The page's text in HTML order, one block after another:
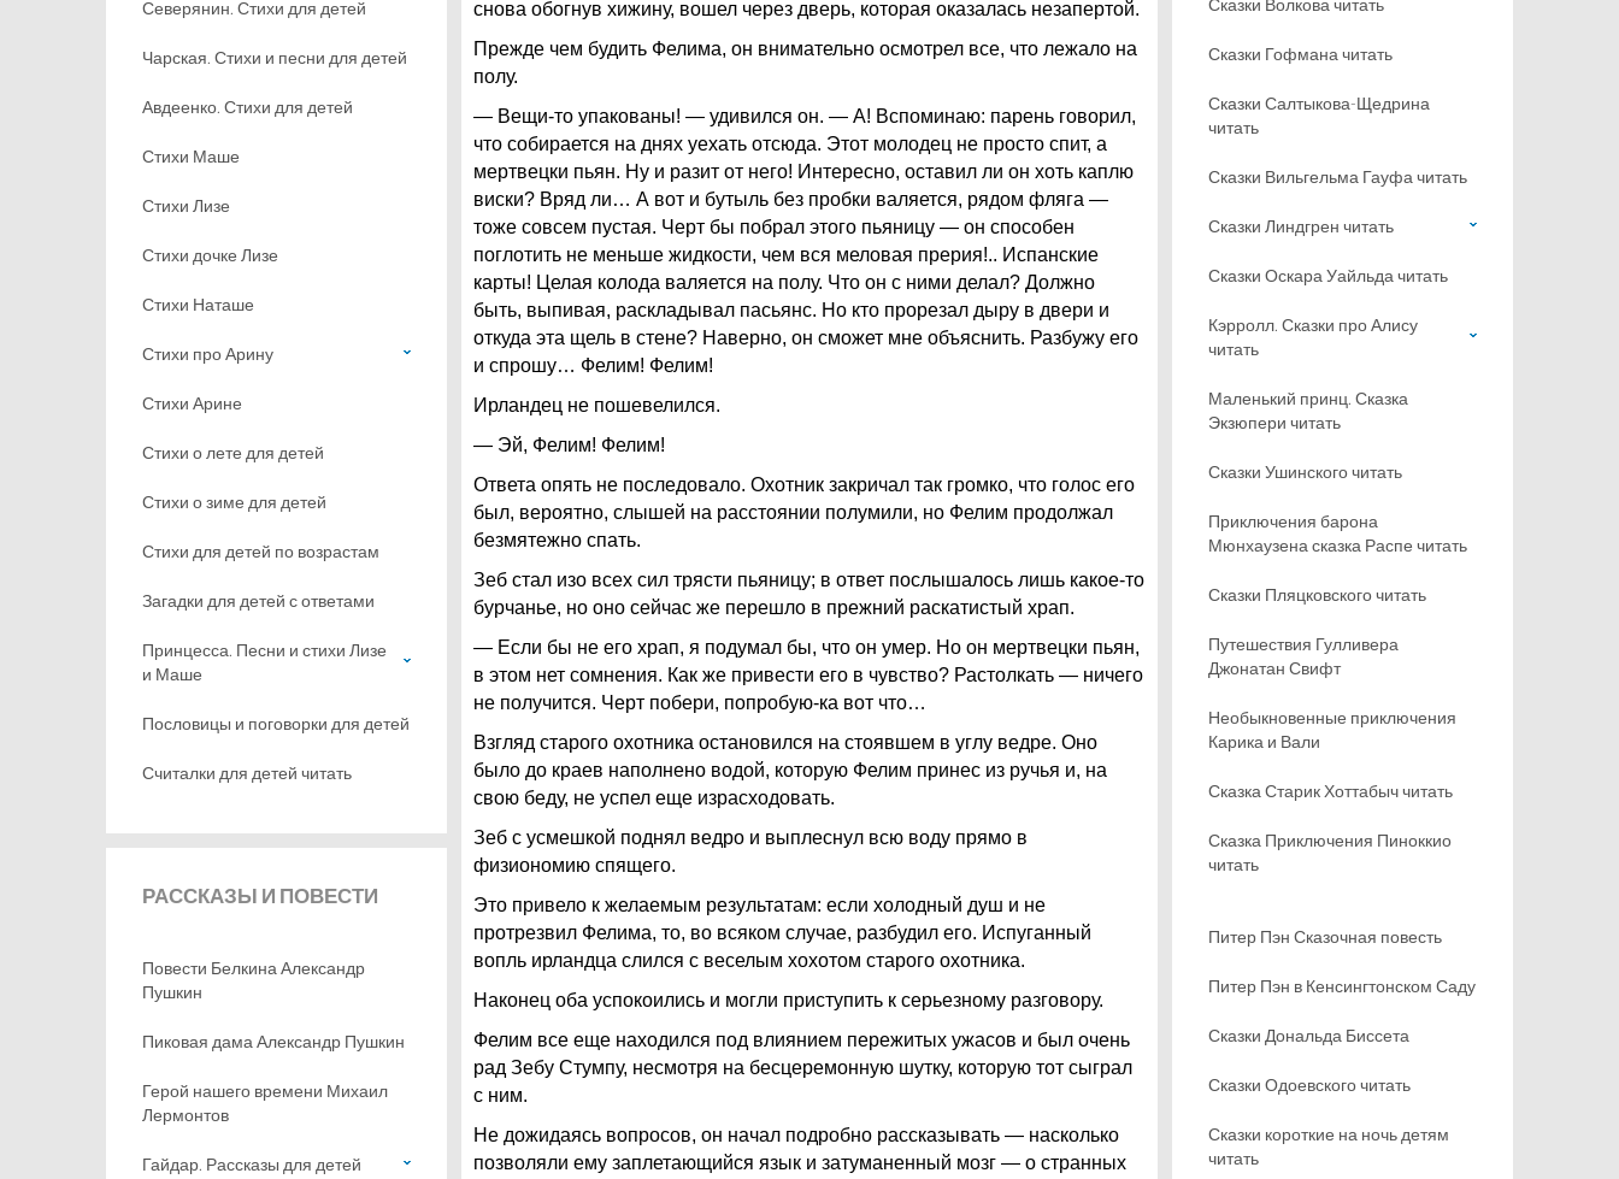
снова обогнув хижину, вошел через дверь, которая оказалась незапертой.
Прежде чем будить Фелима, он внимательно осмотрел все, что лежало на
полу.
— Вещи-то упакованы! — удивился он. — А! Вспоминаю: парень говорил,
что собирается на днях уехать отсюда. Этот молодец не просто спит, а
мертвецки пьян. Ну и разит от него! Интересно, оставил ли он хоть каплю
виски? Вряд ли… А вот и бутыль без пробки валяется, рядом фляга —
тоже совсем пустая. Черт бы побрал этого пьяницу — он способен
поглотить не меньше жидкости, чем вся меловая прерия!.. Испанские
карты! Целая колода валяется на полу. Что он с ними делал? Должно
быть, выпивая, раскладывал пасьянс. Но кто прорезал дыру в двери и
откуда эта щель в стене? Наверно, он сможет мне объяснить. Разбужу его
и спрошу… Фелим! Фелим!
Ирландец не пошевелился.
— Эй, Фелим! Фелим!
Ответа опять не последовало. Охотник закричал так громко, что голос его
был, вероятно, слышей на расстоянии полумили, но Фелим продолжал
безмятежно спать.
Зеб стал изо всех сил трясти пьяницу; в ответ послышалось лишь какое-то
бурчанье, но оно сейчас же перешло в прежний раскатистый храп.
— Если бы не его храп, я подумал бы, что он умер. Но он мертвецки пьян,
в этом нет сомнения. Как же привести его в чувство? Растолкать — ничего
не получится. Черт побери, попробую-ка вот что…
Взгляд старого охотника остановился на стоявшем в углу ведре. Оно
было до краев наполнено водой, которую Фелим принес из ручья и, на
свою беду, не успел еще израсходовать.
Зеб с усмешкой поднял ведро и выплеснул всю воду прямо в
физиономию спящего.
Это привело к желаемым результатам: если холодный душ и не
протрезвил Фелима, то, во всяком случае, разбудил его. Испуганный
вопль ирландца слился с веселым хохотом старого охотника.
Наконец оба успокоились и могли приступить к серьезному разговору.
Фелим все еще находился под влиянием пережитых ужасов и был очень
рад Зебу Стумпу, несмотря на бесцеремонную шутку, которую тот сыграл
с ним.
Не дожидаясь вопросов, он начал подробно рассказывать — насколько
позволяли ему заплетающийся язык и затуманенный мозг — о странных
Северянин. Стихи для детей
Чарская. Стихи и песни для детей
Авдеенко. Стихи для детей
Стихи Маше
Стихи Лизе
Стихи дочке Лизе
Стихи Наташе
Стихи про Арину
Стихи Арине
Стихи о лете для детей
Стихи о зиме для детей
Стихи для детей по возрастам
Загадки для детей с ответами
Принцесса. Песни и стихи Лизе
и Маше
Пословицы и поговорки для детей
Считалки для детей читать
РАССКАЗЫ И ПОВЕСТИ
Повести Белкина Александр
Пушкин
Пиковая дама Александр Пушкин
Герой нашего времени Михаил
Лермонтов
Гайдар. Рассказы для детей
Сказки Волкова читать
Сказки Гофмана читать
Сказки Салтыкова-Щедрина
читать
Сказки Вильгельма Гауфа читать
Сказки Линдгрен читать
Сказки Оскара Уайльда читать
Кэрролл. Сказки про Алису
читать
Маленький принц. Сказка
Экзюпери читать
Сказки Ушинского читать
Приключения барона
Мюнхаузена сказка Распе читать
Сказки Пляцковского читать
Путешествия Гулливера
Джонатан Свифт
Необыкновенные приключения
Карика и Вали
Сказка Старик Хоттабыч читать
Сказка Приключения Пиноккио
читать
Питер Пэн Сказочная повесть
Питер Пэн в Кенсингтонском Саду
Сказки Дональда Биссета
Сказки Одоевского читать
Сказки короткие на ночь детям
читать